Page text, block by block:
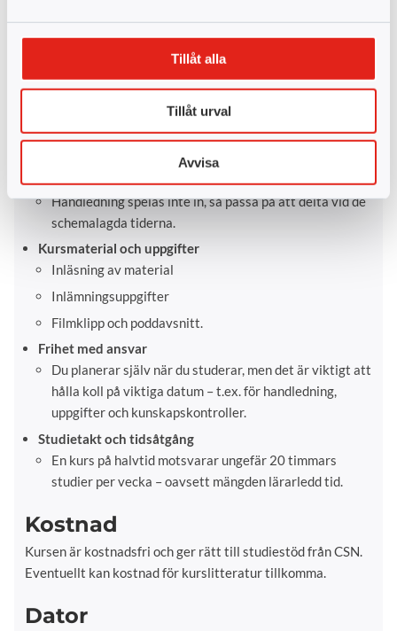
Tillåt alla
Tillåt urval
Avvisa
Förinspelade föreläsningar
Titta när det passar dig – och så många gånger du vill
under kursens gång.
Handledningstillfällen
Rekommenderas starkt att delta – här kan du ställa
Handledning spelas inte in, så passa på att delta vid de
schemalagda tiderna.
Kursmaterial och uppgifter
Inläsning av material
Inlämningsuppgifter
Filmklipp och poddavsnitt.
Frihet med ansvar
Du planerar själv när du studerar, men det är viktigt att
hålla koll på viktiga datum – t.ex. för handledning,
uppgifter och kunskapskontroller.
Studietakt och tidsåtgång
En kurs på halvtid motsvarar ungefär 20 timmars
studier per vecka – oavsett mängden lärarledd tid.
Kostnad
Kursen är kostnadsfri och ger rätt till studiestöd från CSN.
Eventuellt kan kostnad för kurslitteratur tillkomma.
Dator